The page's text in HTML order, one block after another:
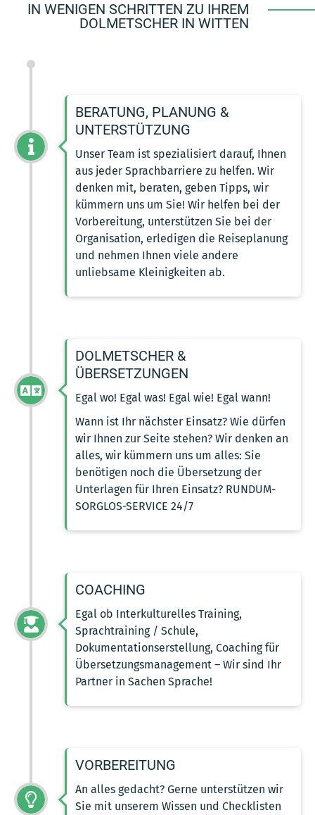
IN WENIGEN SCHRITTEN ZU IHREM
DOLMETSCHER IN WITTEN
BERATUNG, PLANUNG &
UNTERSTÜTZUNG
Unser Team ist spezialisiert darauf, Ihnen
aus jeder Sprachbarriere zu helfen. Wir
denken mit, beraten, geben Tipps, wir
kümmern uns um Sie! Wir helfen bei der
Vorbereitung, unterstützen Sie bei der
Organisation, erledigen die Reiseplanung
und nehmen Ihnen viele andere
unliebsame Kleinigkeiten ab.
DOLMETSCHER &
ÜBERSETZUNGEN
Egal wo! Egal was! Egal wie! Egal wann!
Wann ist Ihr nächster Einsatz? Wie dürfen
wir Ihnen zur Seite stehen? Wir denken an
alles, wir kümmern uns um alles: Sie
benötigen noch die Übersetzung der
Unterlagen für Ihren Einsatz? RUNDUM-
SORGLOS-SERVICE 24/7
COACHING
Egal ob Interkulturelles Training,
Sprachtraining / Schule,
Dokumentationserstellung, Coaching für
Übersetzungsmanagement – Wir sind Ihr
Partner in Sachen Sprache!
VORBEREITUNG
An alles gedacht? Gerne unterstützen wir
Sie mit unserem Wissen und Checklisten